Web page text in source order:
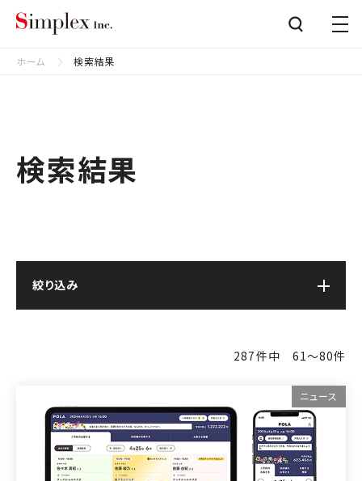
ホーム 検索結果
検索結果
絞り込み
287件中 61〜80件
ニュース